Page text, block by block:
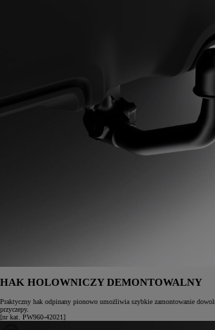
HAK HOLOWNICZY DEMONTOWALNY
Praktyczny hak odpinany pionowo umożliwia szybkie zamontowanie
przyczepy.
[nr kat. PW960-42021]